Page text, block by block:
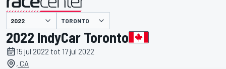
gepresenteerd door TORONTO
2022 IndyCar Toronto
15 jul 2022 tot 17 jul 2022
, CA